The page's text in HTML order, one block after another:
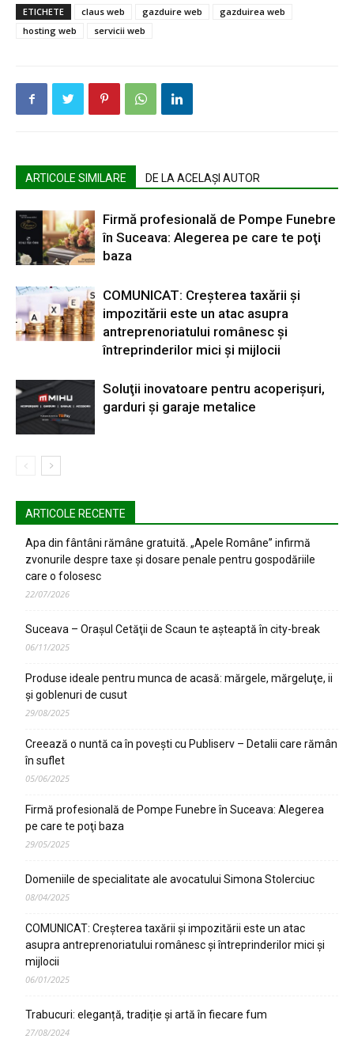
ETICHETE claus web gazduire web
gazduirea web
hosting web
servicii web
ARTICOLE SIMILARE DE LA ACELAȘI AUTOR
Firmă profesională de Pompe Funebre
în Suceava: Alegerea pe care te poţi
baza
COMUNICAT: Creșterea taxării și
impozitării este un atac asupra
antreprenoriatului românesc și
întreprinderilor mici și mijlocii
Soluţii inovatoare pentru acoperişuri,
garduri şi garaje metalice
ARTICOLE RECENTE
Apa din fântâni rămâne gratuită. „Apele Române” infirmă
zvonurile despre taxe și dosare penale pentru gospodăriile
care o folosesc
22/07/2026
Suceava – Oraşul Cetăţii de Scaun te aşteaptă în city-break
06/11/2025
Produse ideale pentru munca de acasă: mărgele, mărgeluţe, ii
şi goblenuri de cusut
29/08/2025
Creează o nuntă ca în poveşti cu Publiserv – Detalii care rămân
în suflet
05/06/2025
Firmă profesională de Pompe Funebre în Suceava: Alegerea
pe care te poţi baza
29/05/2025
Domeniile de specialitate ale avocatului Simona Stolerciuc
08/04/2025
COMUNICAT: Creșterea taxării și impozitării este un atac
asupra antreprenoriatului românesc și întreprinderilor mici și
mijlocii
06/01/2025
Trabucuri: eleganță, tradiție și artă în fiecare fum
27/08/2024